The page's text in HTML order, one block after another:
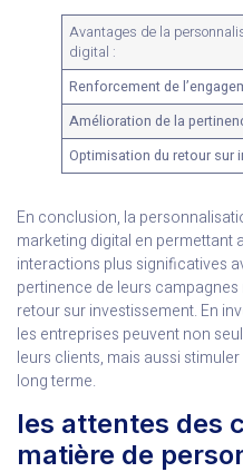
Avantages de la
digital :
Renforcement de
Amélioration de la
Optimisation du retour sur
En conclusion, la
marketing digital en permettant
interactions plus significatives
pertinence de leurs
retour sur investissement. En
les entreprises peuvent non
leurs clients, mais aussi
long terme.
les attentes des
matière de